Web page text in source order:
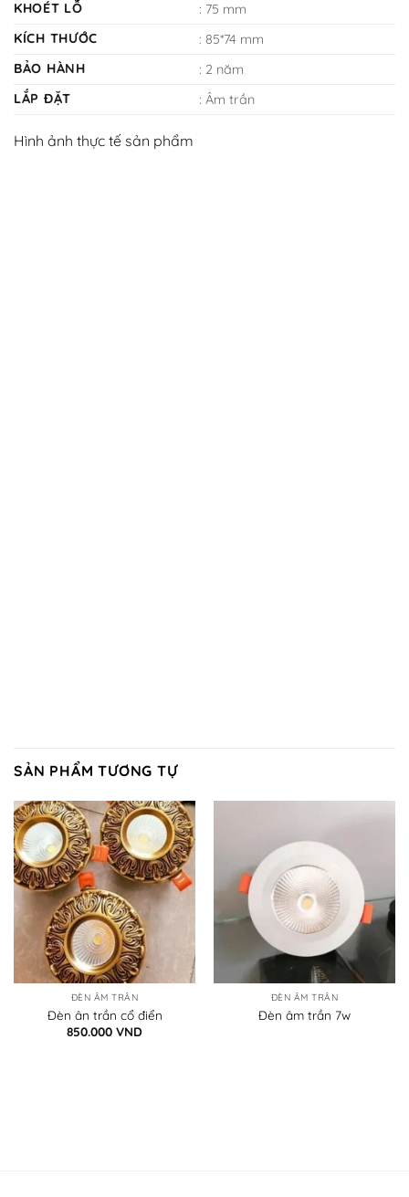
KHOÉT LỖ
: 75 mm
KÍCH THƯỚC
: 85*74 mm
BẢO HÀNH
: 2 năm
LẮP ĐẶT
: Âm trần
Hình ảnh thực tế sản phẩm
SẢN PHẨM TƯƠNG TỰ
ĐÈN ÂM TRẦN
Đèn ân trần cổ điển
850.000 VND
ĐÈN ÂM TRẦN
Đèn âm trần 7w